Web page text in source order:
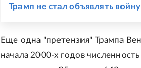
Трамп не стал объявлять
Еще одна "претензия" Трампа
начала 2000-х годов